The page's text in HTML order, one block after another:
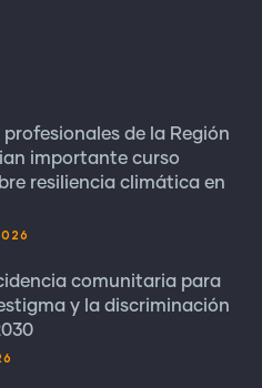
profesionales de la Región
importante curso
resiliencia climática en
comunitaria para
y la discriminación